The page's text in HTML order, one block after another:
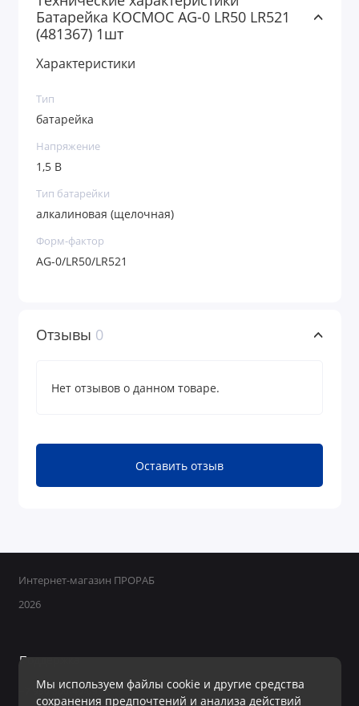
Батарейка КОСМОС AG-0 LR50 LR521
(481367) 1шт
Характеристики
Тип
батарейка
Напряжение
1,5 В
Тип батарейки
алкалиновая (щелочная)
Форм-фактор
AG-0/LR50/LR521
Отзывы 0
Нет отзывов о данном товаре.
Оставить отзыв
Мы используем файлы cookie и другие средства
сохранения предпочтений и анализа действий
Интернет-магазин ПРОРАБ
2026
Поддержка
+7 950 800-40-09